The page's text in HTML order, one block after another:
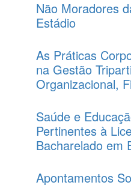
Não Moradores
Estádio
As Práticas
na Gestão
Organizacional,
Saúde e
Pertinentes à
Bacharelado em
Apontamentos